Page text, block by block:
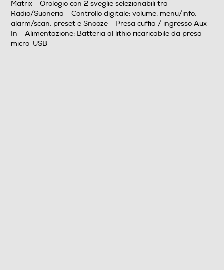
Matrix - Orologio con 2 sveglie selezionabili tra
Radio/Suoneria - Controllo digitale: volume, menu/info,
alarm/scan, preset e Snooze - Presa cuffia / ingresso Aux
In - Alimentazione: Batteria al lithio ricaricabile da presa
micro-USB